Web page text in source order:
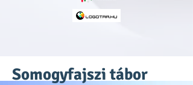
Somogyfajszi tábor